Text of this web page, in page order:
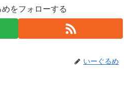
めをフォローする
いーぐるめ